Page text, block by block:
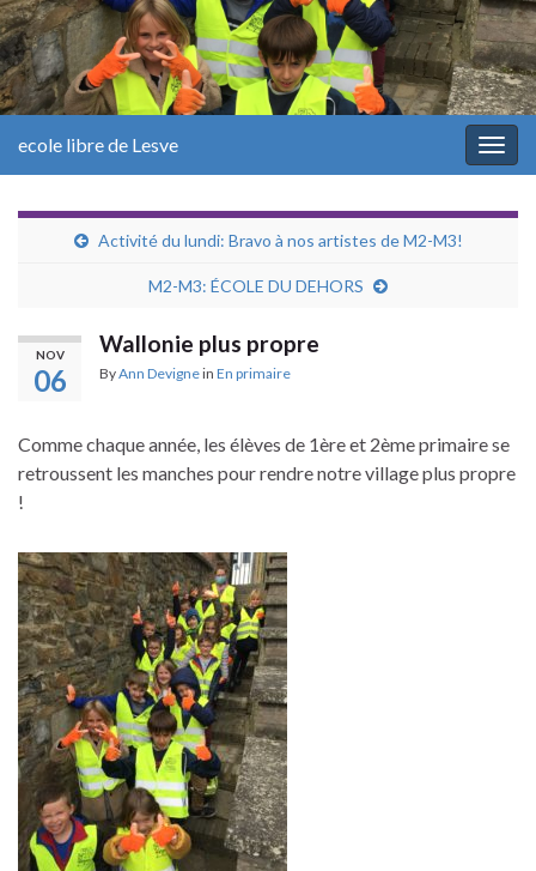
ecole libre de Lesve
Activité du lundi: Bravo à nos artistes de M2-M3!
M2-M3: ÉCOLE DU DEHORS
NOV
06
Wallonie plus propre
ByAnn Devignein En primaire
Comme chaque année, les élèves de 1ère et 2ème primaire se
retroussent les manches pour rendre notre village plus propre
!